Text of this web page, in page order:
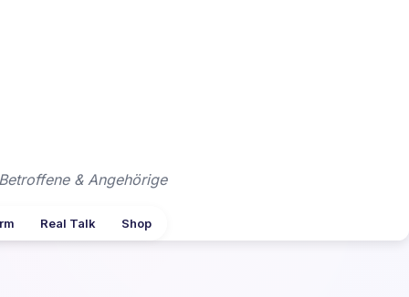
& Angehörige
Real Talk Shop